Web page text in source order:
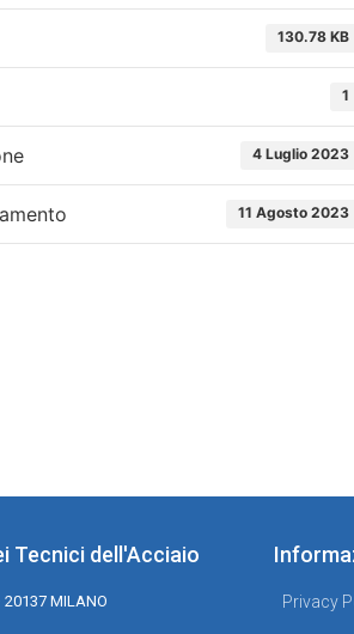
130.78 KB
1
4 Luglio 2023
11 Agosto 2023
Tecnici dell'Acciaio
MILANO
Privacy